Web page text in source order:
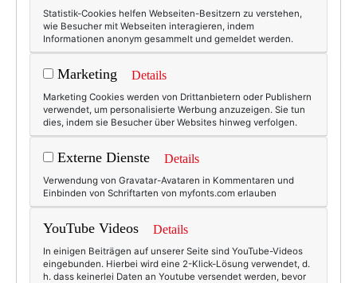
Statistik-Cookies helfen Webseiten-Besitzern zu verstehen,
wie Besucher mit Webseiten interagieren, indem
Informationen anonym gesammelt und gemeldet werden.
Marketing Details
Marketing Cookies werden von Drittanbietern oder Publishern
verwendet, um personalisierte Werbung anzuzeigen. Sie tun
dies, indem sie Besucher über Websites hinweg verfolgen.
Externe Dienste Details
Verwendung von Gravatar-Avataren in Kommentaren und
Einbinden von Schriftarten von myfonts.com erlauben
YouTube Videos Details
In einigen Beiträgen auf unserer Seite sind YouTube-Videos
eingebunden. Hierbei wird eine 2-Klick-Lösung verwendet, d.
h. dass keinerlei Daten an Youtube versendet werden, bevor